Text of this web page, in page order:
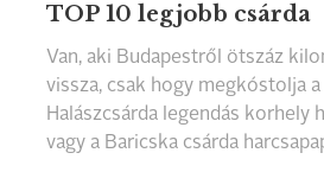
TOP 10 legjobb csárda
Van, aki Budapestről ötszáz
vissza, csak hogy megkóstolja
Halászcsárda legendás korhely
vagy a Baricska csárda